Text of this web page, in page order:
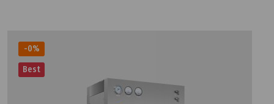
-0%
Best